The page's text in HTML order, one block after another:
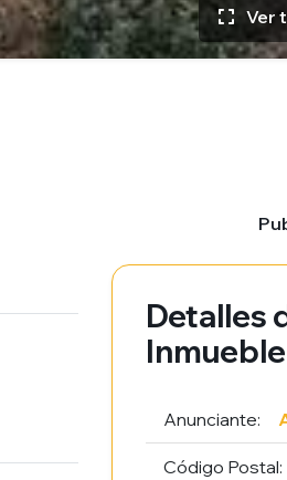
Ver
Detalles
Inmueble
Anunciante:
Código Postal: